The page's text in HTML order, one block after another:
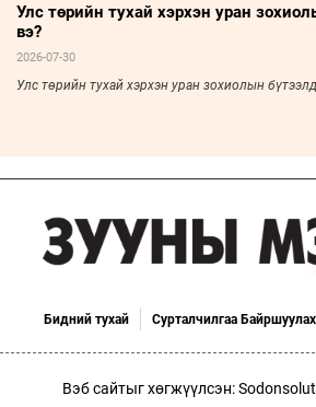
Улс төрийн тухай хэрхэн уран
вэ?
2026-07-30
Улс төрийн тухай хэрхэн уран зохиолын
Бидний тухай Сурталчилгаа Байршуулах
Вэб сайтыг хөгжүүлсэн: